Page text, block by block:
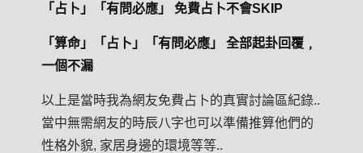
「占卜」「有問必應」 免費占卜不會SKIP
「算命」「占卜」「有問必應」 全部起卦回覆﹐
一個不漏
以上是當時我為網友免費占卜的真實討論區紀錄..
當中無需網友的時辰八字也可以準備推算他們的
性格外貌, 家居身邊的環境等等..